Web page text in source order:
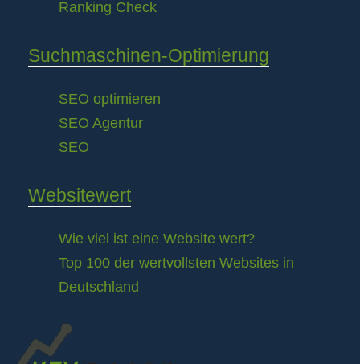
Ranking Check
Suchmaschinen-Optimierung
SEO optimieren
SEO Agentur
SEO
Websitewert
Wie viel ist eine Website wert?
Top 100 der wertvollsten Websites in
Deutschland